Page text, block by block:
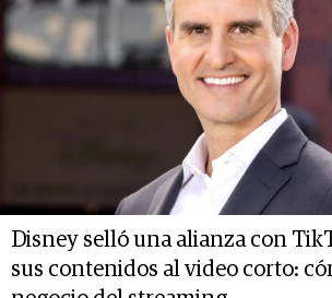
Disney selló una alianza con
sus contenidos al video corto: